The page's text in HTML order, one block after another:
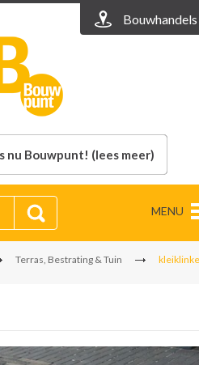
Bouwhandels
nu Bouwpunt! (lees meer)
MENU
Terras, Bestrating & Tuin